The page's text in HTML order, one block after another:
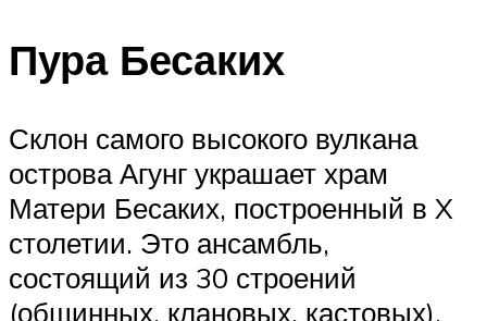
Пура Бесаких
Склон самого высокого вулкана
острова Агунг украшает храм
Матери Бесаких, построенный в X
столетии. Это ансамбль,
состоящий из 30 строений
(общинных, клановых, кастовых).